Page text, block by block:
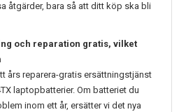
åtgärder, bara så att ditt köp ska bli
och reparation gratis, vilket
års reparera-gratis ersättningstjänst
laptopbatterier. Om batteriet du
inom ett år, ersätter vi det nya